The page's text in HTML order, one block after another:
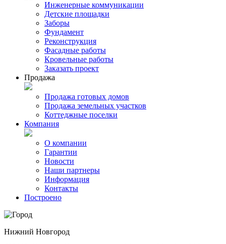
Инженерные коммуникации
Детские площадки
Заборы
Фундамент
Реконструкция
Фасадные работы
Кровельные работы
Заказать проект
Продажа
Продажа готовых домов
Продажа земельных участков
Коттеджные поселки
Компания
О компании
Гарантии
Новости
Наши партнеры
Информация
Контакты
Построено
Нижний Новгород